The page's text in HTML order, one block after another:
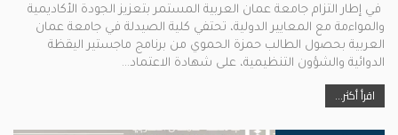
في إطار التزام جامعة عمان العربية المستمر بتعزيز الجودة الأكاديمية
والمواءمة مع المعايير الدولية، تحتفي كلية الصيدلة في جامعة عمان
العربية بحصول الطالب حمزة الحموي من برنامج ماجستير اليقظة
الدوائية والشؤون التنظيمية، على شهادة الاعتماد…
اقرأ أكثر...